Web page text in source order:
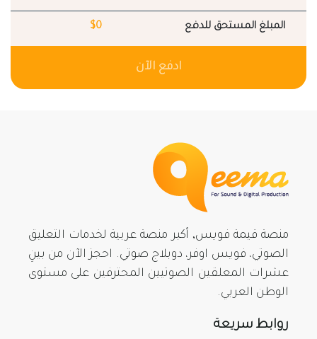
المبلغ المستحق للدفع $0
ادفع الآن
منصة قيمة فويس, أكبر منصة عربية لخدمات التعليق
الصوتي، فويس اوفر، دوبلاج صوتي. احجز الآن من بينِ
عشرات المعلقين الصوتيين المحترفين على مستوى
الوطن العربي.
روابط سريعة